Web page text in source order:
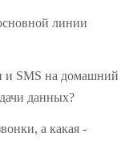
линии
и SMS на домашний
данных?
а какая -